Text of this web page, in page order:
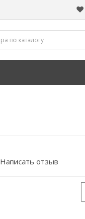
Написать отзыв